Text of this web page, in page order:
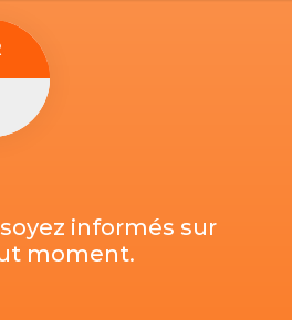
informés sur
moment.